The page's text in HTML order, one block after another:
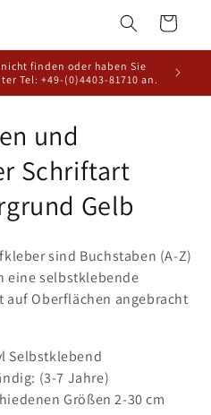
Warenkorb
finden oder haben Sie
Tel: +49-(0)4403-81710 an.
und
Schriftart
Gelb
sind Buchstaben (A-Z)
eine selbstklebende
auf Oberflächen angebracht
Selbstklebend
(3-7 Jahre)
Größen 2-30 cm